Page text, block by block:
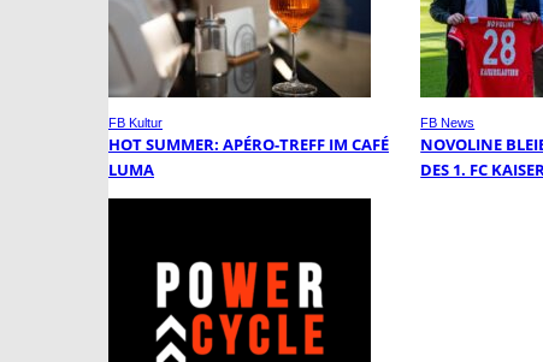
FB Kultur
HOT SUMMER: APÉRO-TREFF IM CAFÉ
LUMA
FB News
NOVOLINE
DES 1. FC